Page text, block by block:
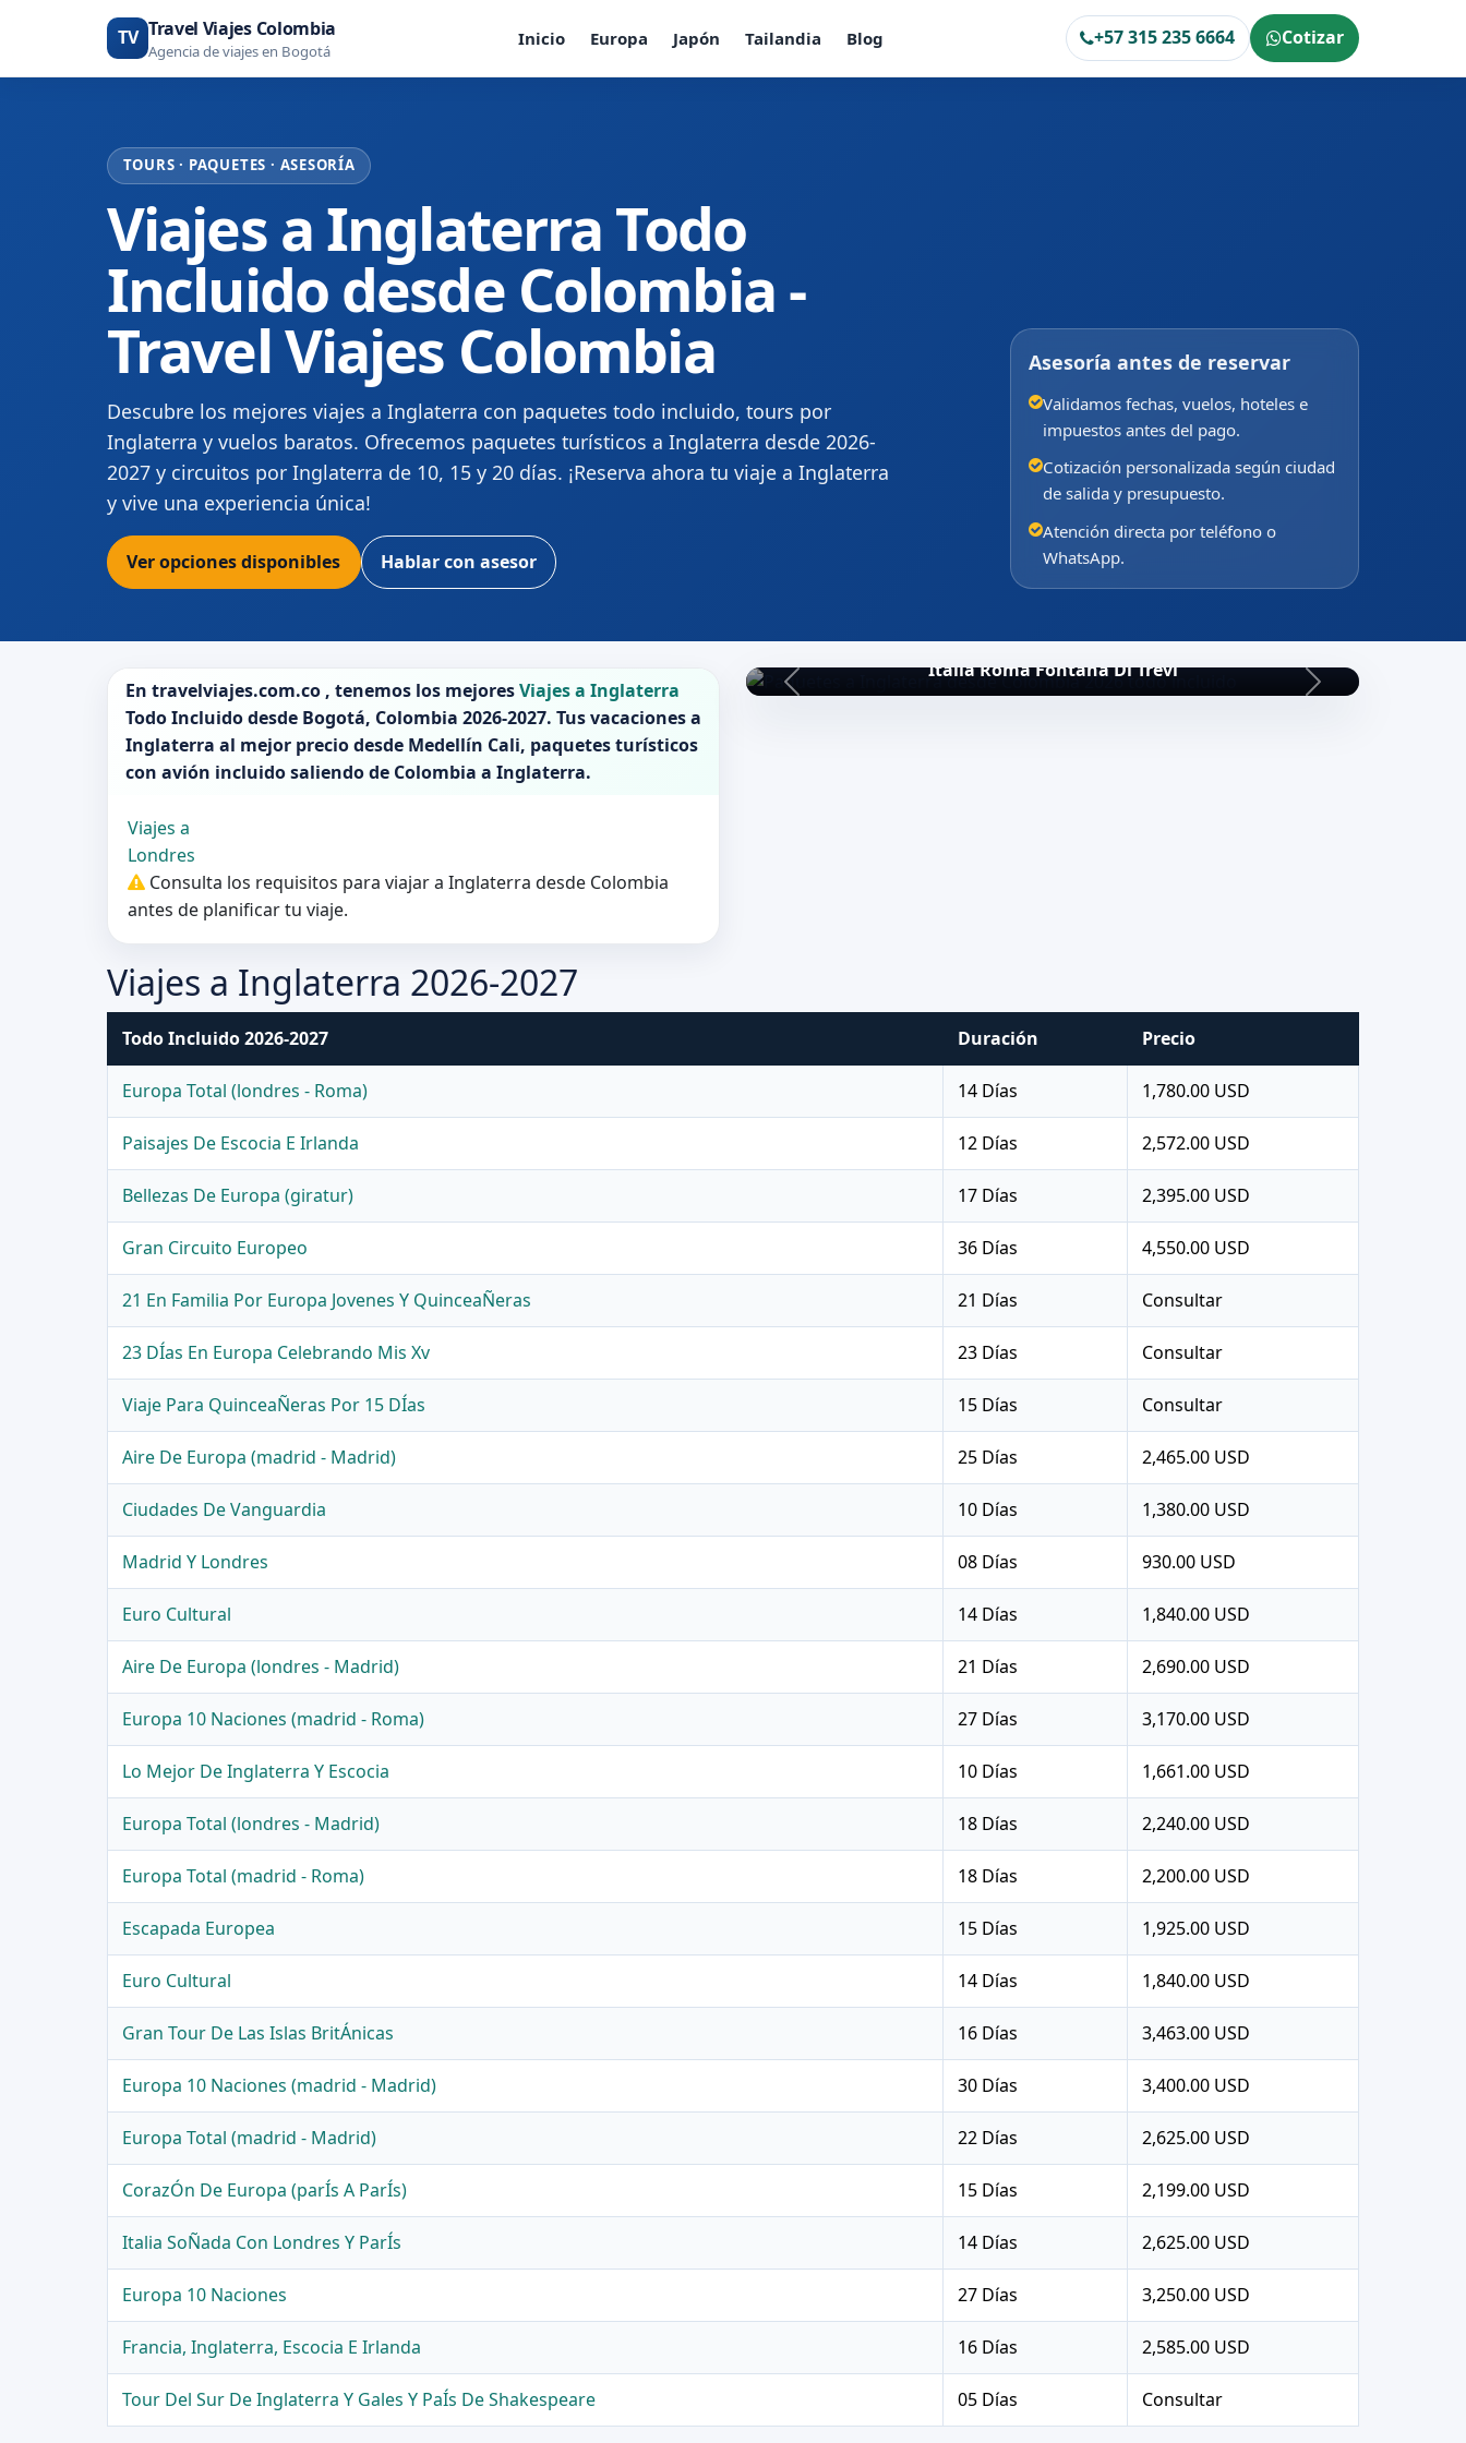
TV Travel Viajes Colombia
Agencia de viajes en Bogotá
Inicio Europa Japón Tailandia Blog +57 315 235 6664 Cotizar
TOURS · PAQUETES · ASESORÍA
Viajes a Inglaterra Todo
Incluido desde Colombia -
Travel Viajes Colombia
Descubre los mejores viajes a Inglaterra con paquetes todo incluido, tours por
Inglaterra y vuelos baratos. Ofrecemos paquetes turísticos a Inglaterra desde 2026-
2027 y circuitos por Inglaterra de 10, 15 y 20 días. ¡Reserva ahora tu viaje a Inglaterra
y vive una experiencia única!
Ver opciones disponibles Hablar con asesor
Asesoría antes de reservar
Validamos fechas, vuelos, hoteles e
impuestos antes del pago.
Cotización personalizada según ciudad
de salida y presupuesto.
Atención directa por teléfono o
WhatsApp.
En travelviajes.com.co , tenemos los mejoresViajes a Inglaterra
Todo Incluido desde Bogotá, Colombia 2026-2027. Tus vacaciones a
Inglaterra al mejor precio desde Medellín Cali, paquetes turísticos
con avión incluido saliendo de Colombia a Inglaterra.
Viajes a
Londres
Consulta los requisitos para viajar a Inglaterra desde Colombia
antes de planificar tu viaje.
Italia Roma Fontana Di Trevi
Viajes a Inglaterra 2026-2027
Todo Incluido 2026-2027 Duración Precio
Europa Total (londres - Roma) 14 Días 1,780.00 USD
Paisajes De Escocia E Irlanda 12 Días 2,572.00 USD
Bellezas De Europa (giratur) 17 Días 2,395.00 USD
Gran Circuito Europeo 36 Días 4,550.00 USD
21 En Familia Por Europa Jovenes Y QuinceaÑeras 21 Días Consultar
23 DÍas En Europa Celebrando Mis Xv 23 Días Consultar
Viaje Para QuinceaÑeras Por 15 DÍas 15 Días Consultar
Aire De Europa (madrid - Madrid) 25 Días 2,465.00 USD
Ciudades De Vanguardia 10 Días 1,380.00 USD
Madrid Y Londres 08 Días 930.00 USD
Euro Cultural 14 Días 1,840.00 USD
Aire De Europa (londres - Madrid) 21 Días 2,690.00 USD
Europa 10 Naciones (madrid - Roma) 27 Días 3,170.00 USD
Lo Mejor De Inglaterra Y Escocia 10 Días 1,661.00 USD
Europa Total (londres - Madrid) 18 Días 2,240.00 USD
Europa Total (madrid - Roma) 18 Días 2,200.00 USD
Escapada Europea 15 Días 1,925.00 USD
Euro Cultural 14 Días 1,840.00 USD
Gran Tour De Las Islas BritÁnicas 16 Días 3,463.00 USD
Europa 10 Naciones (madrid - Madrid) 30 Días 3,400.00 USD
Europa Total (madrid - Madrid) 22 Días 2,625.00 USD
CorazÓn De Europa (parÍs A ParÍs) 15 Días 2,199.00 USD
Italia SoÑada Con Londres Y ParÍs 14 Días 2,625.00 USD
Europa 10 Naciones 27 Días 3,250.00 USD
Francia, Inglaterra, Escocia E Irlanda 16 Días 2,585.00 USD
Tour Del Sur De Inglaterra Y Gales Y PaÍs De Shakespeare 05 Días Consultar